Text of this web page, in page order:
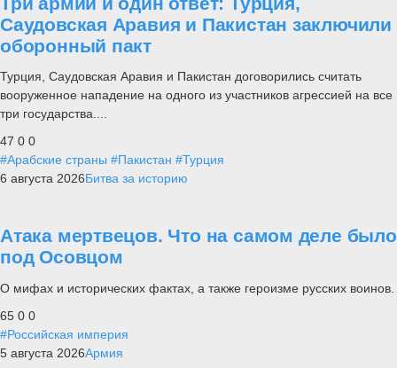
Саудовская Аравия и Пакистан заключили
оборонный пакт
Турция, Саудовская Аравия и Пакистан договорились считать
вооруженное нападение на одного из участников агрессией на все
три государства....
47 0 0
#Арабские страны #Пакистан #Турция
6 августа 2026Битва за историю
Атака мертвецов. Что на самом деле было
под Осовцом
О мифах и исторических фактах, а также героизме русских воинов.
65 0 0
#Российская империя
5 августа 2026Армия